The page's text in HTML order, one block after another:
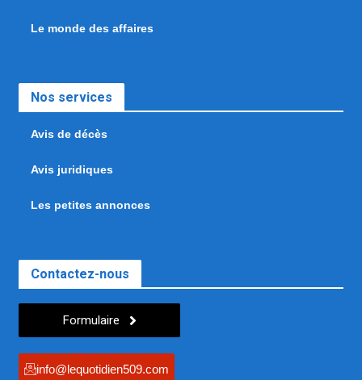
Le monde des affaires
Nos services
Avis de décès
Avis juridiques
Les petites annonces
Contactez-nous
Formulaire
info@lequotidien509.com